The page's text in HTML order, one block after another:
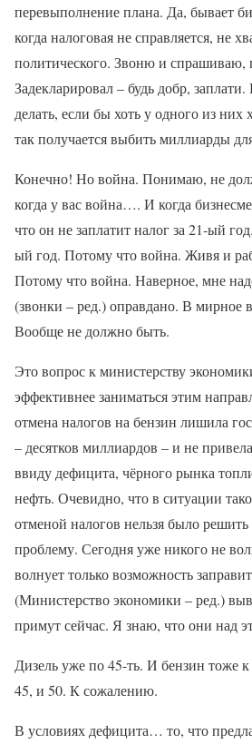
перевыполнение плана. Да, бывает
когда налоговая не справляется, не
политического. Звоню и спрашиваю,
Задекларировал – будь добр,
делать, если бы хоть у одного из них
так получается выбить миллиарды
Конечно! Но война. Понимаю, не
когда у вас война…. И когда
что он не заплатит налог за 21-ый
ый год. Потому что война. Живя и
Потому что война. Наверное, мне
(звонки – ред.) оправдано. В мирное
Вообще не должно быть.
Это вопрос к министерству
эффективнее заниматься этим
отмена налогов на бензин лишила
– десятков миллиардов – и не
ввиду дефицита, чёрного рынка
нефть. Очевидно, что в ситуации
отменой налогов нельзя было
проблему. Сегодня уже никого не
волнует только возможность
(Министерство экономики – ред.)
примут сейчас. Я знаю, что они над
Дизель уже по 45-ть. И бензин тоже
45, и 50. К сожалению.
В условиях дефицита… то, что